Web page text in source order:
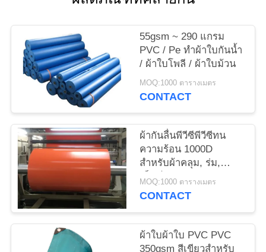
เว็บไซต์
PRIVACY
POLICY
55gsm ~ 290 แกรม
PVC / Pe ทำผ้าใบกันน้ำ
/ ผ้าใบโพลี / ผ้าใบม้วน
MOQ:1000 ตารางเมตร
CONTACT
ผ้ากันลื่นพีวีซีพีวีซีทน
ความร้อน 1000D
สำหรับผ้าคลุม, ร่ม,
เต็นท์
MOQ:1000 ตารางเมตร
CONTACT
ผ้าใบผ้าใบ PVC PVC
350gsm สีเขียวสำหรับ